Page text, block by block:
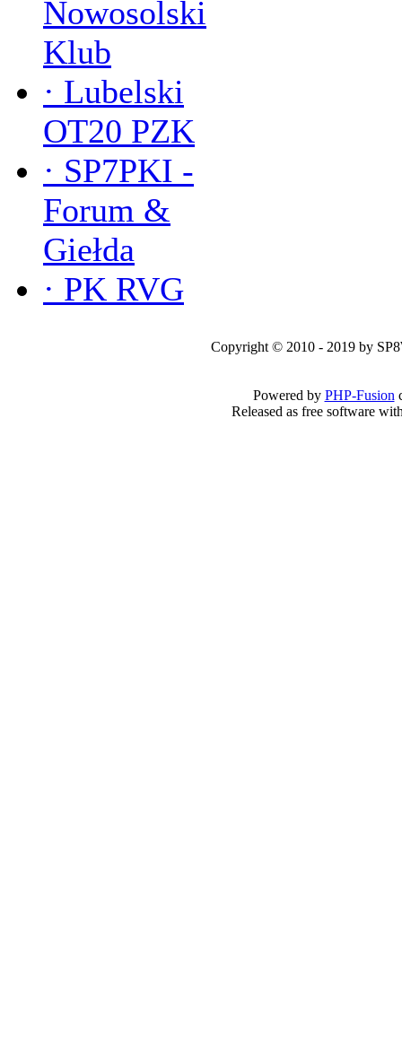
Nowosolski
Klub
· Lubelski
OT20 PZK
· SP7PKI -
Forum &
Giełda
· PK RVG
Copyright © 2010 - 2019 by
Powered by PHP-Fusion
Released as free software